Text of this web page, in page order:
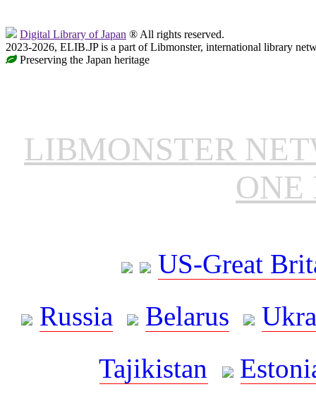
Digital Library of Japan ® All rights reserved.
2023-2026, ELIB.JP is a part of Libmonster, international library
Preserving the Japan heritage
LIBMONSTER
ONE
US-Great
Russia
Belarus
Tajikistan